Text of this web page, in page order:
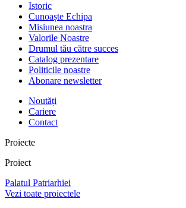
Istoric
Cunoaște Echipa
Misiunea noastra
Valorile Noastre
Drumul tău către succes
Catalog prezentare
Politicile noastre
Abonare newsletter
Noutăți
Cariere
Contact
Proiecte
Proiect
Palatul Patriarhiei
Vezi toate proiectele